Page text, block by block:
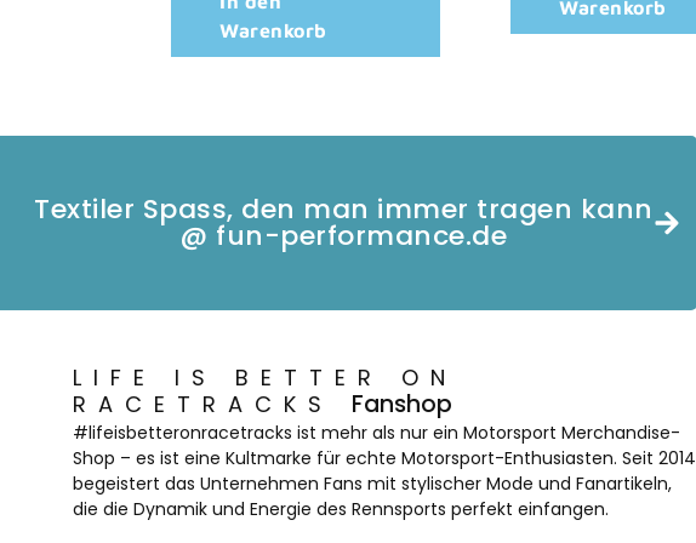
Warenkorb
Warenkorb
Textiler Spass, den man immer tragen kann
@ fun-performance.de
LIFE IS BETTER ON
RACETRACKS Fanshop
#lifeisbetteronracetracks ist mehr als nur ein Motorsport Merchandise-
Shop – es ist eine Kultmarke für echte Motorsport-Enthusiasten. Seit 2014
begeistert das Unternehmen Fans mit stylischer Mode und Fanartikeln,
die die Dynamik und Energie des Rennsports perfekt einfangen.